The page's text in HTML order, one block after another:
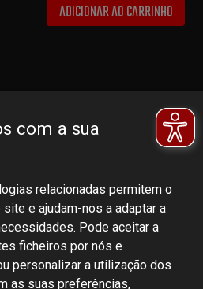
ADICIONAR AO CARRINHO
com a sua
relacionadas permitem o
e ajudam-nos a adaptar a
Pode aceitar a
ficheiros por nós e
personalizar a utilização dos
as suas preferências,